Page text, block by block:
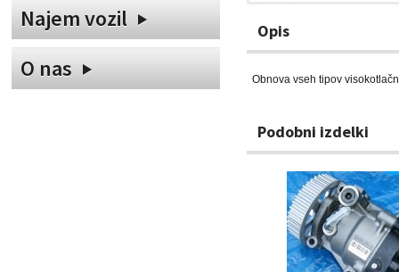
Najem vozil
O nas
Opis
Obnova vseh tipov
Podobni izdelki